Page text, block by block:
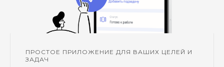
ПРОСТОЕ ПРИЛОЖЕНИЕ ДЛЯ ВАШИХ ЦЕЛЕЙ И
ЗАДАЧ